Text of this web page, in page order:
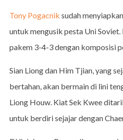
Tony Pogacnik sudah
untuk mengusik pesta Uni
pakem 3-4-3 dengan komposisi
Sian Liong dan Him Tjian, yang
bertahan, akan bermain di lini
Liong Houw. Kiat Sek Kwee
untuk berdiri sejajar dengan